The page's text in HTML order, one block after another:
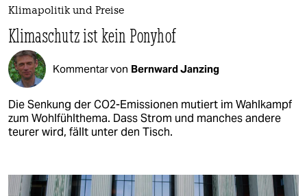
Klimapolitik und Preise
Klimaschutz ist kein Ponyhof
Kommentar von Bernward Janzing
Die Senkung der CO2-Emissionen mutiert im Wahlkampf
zum Wohlfühlthema. Dass Strom und manches andere
teurer wird, fällt unter den Tisch.